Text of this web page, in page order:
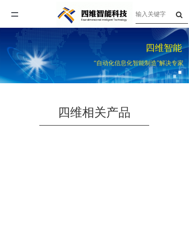
=
首页
关于四维
产品与服务
四维智能
“自动化信息化智能制造”解决专家
四维相关产品